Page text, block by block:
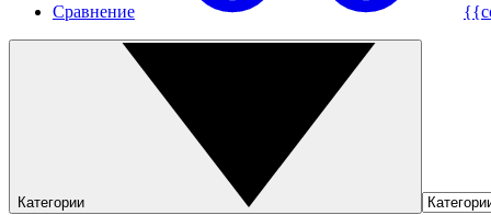
Сравнение
Категории